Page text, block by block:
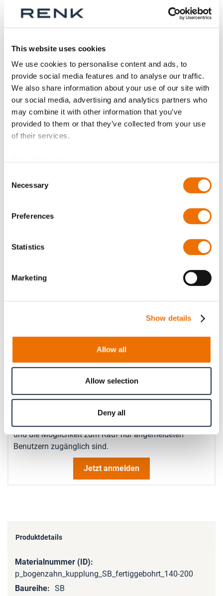
This website uses cookies
We use cookies to personalise content and ads, to
provide social media features and to analyse our traffic.
We also share information about your use of our site with
our social media, advertising and analytics partners who
may combine it with other information that you’ve
provided to them or that they’ve collected from your use
of their services.
Selection
Necessary
Preferences
Statistics
Marketing
Show details
Allow all
Allow selection
Deny all
Geben Sie hier eine Zahl mit höchstens zwei Nachkommastellen
Geben Sie hier eine Zahl mit höchstens zwei Nachkommastellen
an.
Betriebsdrehzahl (in rpm)
Anzahl
Produkt anfragen
und die Möglichkeit zum Kauf nur angemeldeten
Benutzern zugänglich sind.
Jetzt anmelden
Produktdetails
Mehr
Informationen
p_bogenzahn_kupplung_SB_fertiggebohrt_140-200
SB